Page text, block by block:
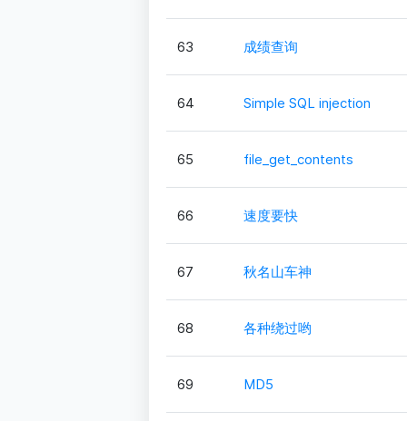
63 成绩查询
64 Simple SQL injection
65 file_get_contents
66 速度要快
67 秋名山车神
68 各种绕过哟
69 MD5